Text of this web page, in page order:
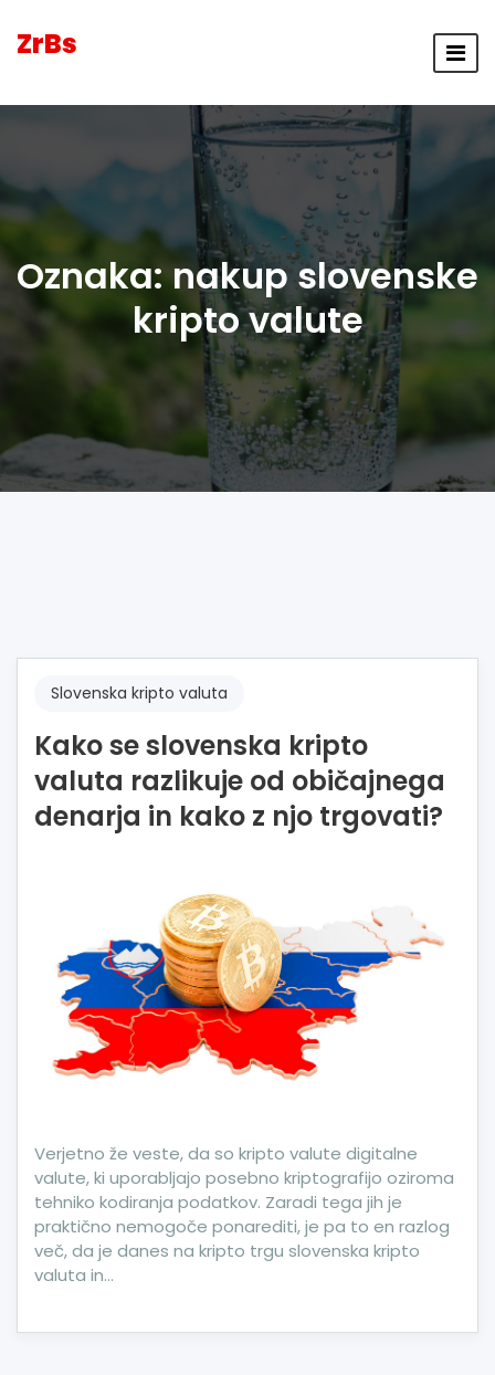
ZrBs
Oznaka:nakup slovenske
kripto valute
Slovenska kripto valuta
Kako se slovenska kripto
valuta razlikuje od običajnega
denarja in kako z njo trgovati?
Verjetno že veste, da so kripto valute digitalne
valute, ki uporabljajo posebno kriptografijo oziroma
tehniko kodiranja podatkov. Zaradi tega jih je
praktično nemogoče ponarediti, je pa to en razlog
več, da je danes na kripto trgu slovenska kripto
valuta in…